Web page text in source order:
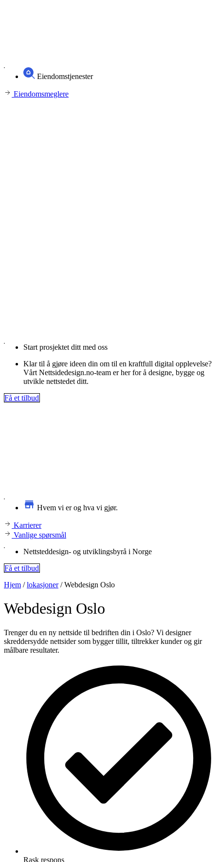
Eiendomstjenester
Eiendomsmeglere
Start prosjektet ditt med oss
Klar til å gjøre ideen din om til en kraftfull digital opplevelse?
Vårt Nettsidedesign.no-team er her for å designe, bygge og
utvikle nettstedet ditt.
Få et tilbud
Hvem vi er og hva vi gjør.
Karrierer
Vanlige spørsmål
Nettsteddesign- og utviklingsbyrå i Norge
Få et tilbud
Hjem /lokasjoner/Webdesign Oslo
Webdesign Oslo
Trenger du en ny nettside til bedriften din i Oslo? Vi designer
skreddersydde nettsider som bygger tillit, tiltrekker kunder og gir
målbare resultater.
Rask respons